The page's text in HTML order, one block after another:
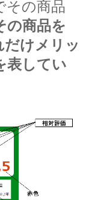
その商品
の商品を
けメリッ
表してい